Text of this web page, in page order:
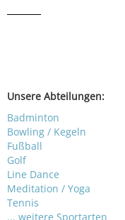
Unsere Abteilungen:
Badminton
Bowling / Kegeln
Fußball
Golf
Line Dance
Meditation / Yoga
Tennis
... weitere Sportarten